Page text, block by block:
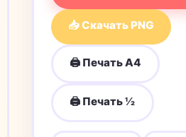
📥 Скачать PNG
🖨 Печать A4
🖨 Печать ½